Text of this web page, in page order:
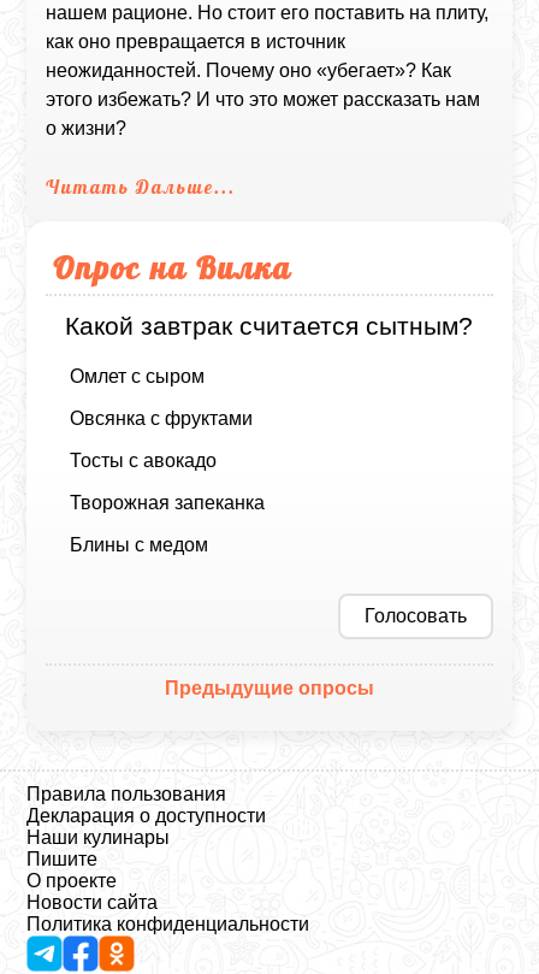
нашем рационе. Но стоит его поставить на плиту,
как оно превращается в источник
неожиданностей. Почему оно «убегает»? Как
этого избежать? И что это может рассказать нам
о жизни?
Читать Дальше...
Опрос на Вилка
Какой завтрак считается сытным?
Омлет с сыром
Овсянка с фруктами
Тосты с авокадо
Творожная запеканка
Блины с медом
Голосовать
Предыдущие опросы
Правила пользования
Декларация о доступности
Наши кулинары
Пишите
О проекте
Новости сайта
Политика конфиденциальности